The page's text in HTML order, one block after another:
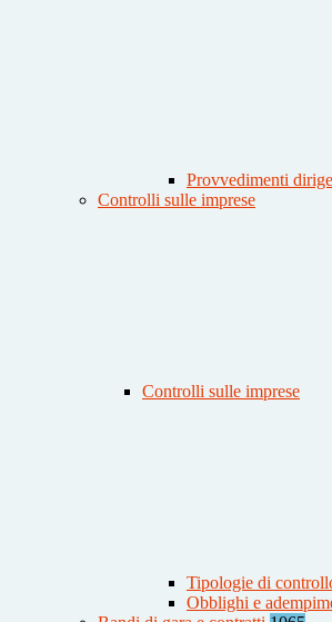
Provvedimenti
Controlli sulle imprese
Controlli sulle imprese
Tipologie di
Obblighi e